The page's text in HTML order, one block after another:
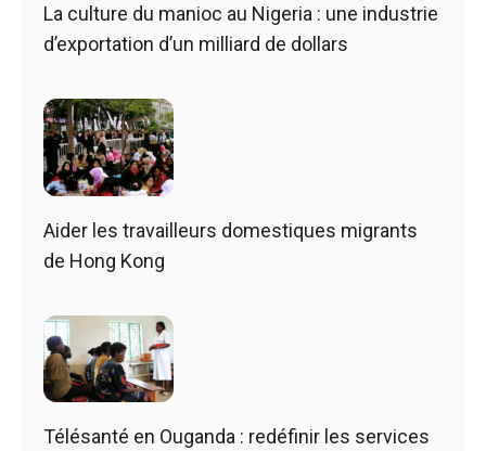
La culture du manioc au Nigeria : une industrie
d’exportation d’un milliard de dollars
Aider les travailleurs domestiques migrants
de Hong Kong
Télésanté en Ouganda : redéfinir les services